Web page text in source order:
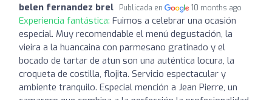
belen fernandez brel Publicada en 10 months ago
Experiencia fantástica: Fuimos a celebrar una ocasión
especial. Muy recomendable el menú degustación, la
vieira a la huancaina con parmesano gratinado y el
bocado de tartar de atun son una auténtica locura, la
croqueta de costilla, flojita. Servicio espectacular y
ambiente tranquilo. Especial mención a Jean Pierre, un